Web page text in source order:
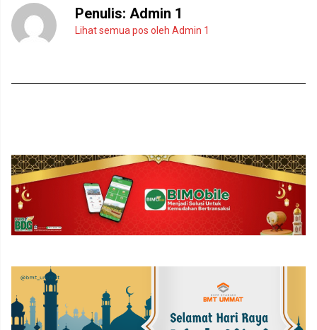
Penulis: Admin 1
Lihat semua pos oleh Admin 1